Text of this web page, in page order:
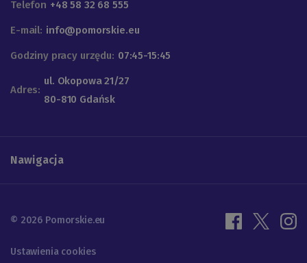
Telefon +48 58 32 68 555
E-mail: info@pomorskie.eu
Godziny pracy urzędu: 07:45-15:45
Adres:
ul. Okopowa 21/27
80-810 Gdańsk
Nawigacja
© 2026 Pomorskie.eu
Ustawienia cookies